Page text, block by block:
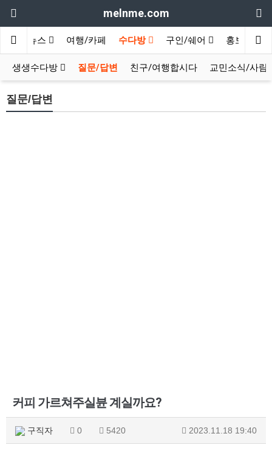
melnme.com
지구촌뉴스 여행/카페 수다방 구인/쉐어 홍보방
생생수다방 질문/답변 친구/여행합시다 교민소식/사람
질문/답변
커피 가르쳐주실뷴 계실까요?
구직자 0 5420 2023.11.18 19:40